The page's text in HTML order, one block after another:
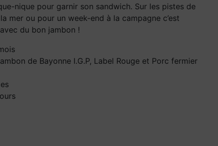
nique pour garnir son sandwich. Sur les pistes de
mer ou pour un week-end à la campagne c’est
du bon jambon !
de Bayonne I.G.P, Label Rouge et Porc fermier